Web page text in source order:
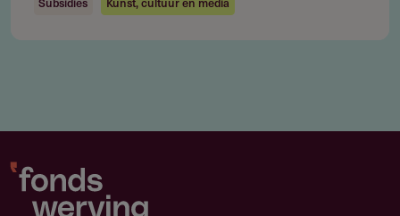
Je kunt subsidie aanvragen in drie categorieën: € 15.000, €
Kleine subsidie: € 15.000